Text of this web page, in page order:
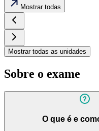
Mostrar todas
Mostrar todas as unidades
Sobre o exame
O que é e